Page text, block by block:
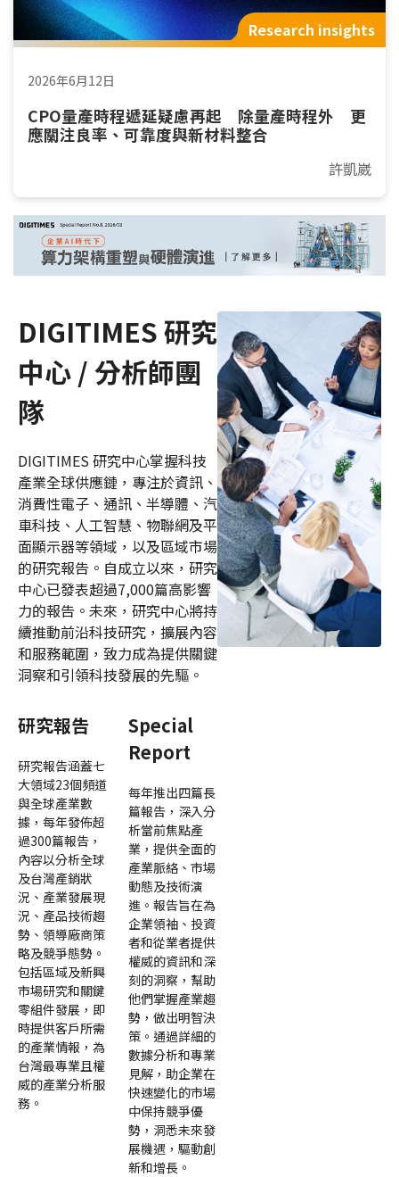
Research insights
2026年6月12日
CPO量產時程遞延疑慮再起 除量產時程外 更
應關注良率、可靠度與新材料整合
許凱崴
DIGITIMES 研究
中心 / 分析師團
隊
DIGITIMES 研究中心掌握科技
產業全球供應鏈，專注於資訊、
消費性電子、通訊、半導體、汽
車科技、人工智慧、物聯網及平
面顯示器等領域，以及區域市場
的研究報告。自成立以來，研究
中心已發表超過7,000篇高影響
力的報告。未來，研究中心將持
續推動前沿科技研究，擴展內容
和服務範圍，致力成為提供關鍵
洞察和引領科技發展的先驅。
研究報告
研究報告涵蓋七
大領域23個頻道
與全球產業數
據，每年發佈超
過300篇報告，
內容以分析全球
及台灣產銷狀
況、產業發展現
況、產品技術趨
勢、領導廠商策
略及競爭態勢。
包括區域及新興
市場研究和關鍵
零組件發展，即
時提供客戶所需
的產業情報，為
台灣最專業且權
威的產業分析服
務。
Special
Report
每年推出四篇長
篇報告，深入分
析當前焦點產
業，提供全面的
產業脈絡、市場
動態及技術演
進。報告旨在為
企業領袖、投資
者和從業者提供
權威的資訊和深
刻的洞察，幫助
他們掌握產業趨
勢，做出明智決
策。通過詳細的
數據分析和專業
見解，助企業在
快速變化的市場
中保持競爭優
勢，洞悉未來發
展機遇，驅動創
新和增長。